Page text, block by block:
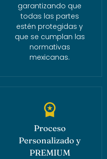
garantizando que
todas las partes
estén protegidas y
que se cumplan las
normativas
mexicanas.
Proceso
Personalizado y
PREMIUM